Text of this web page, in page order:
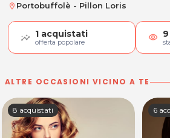
location_on Portobuffolè - Pillon Loris
1 acquistati
offerta popolare visibility 9
ALTRE OCCASIONI VICINO A TE
8 acquistati 6